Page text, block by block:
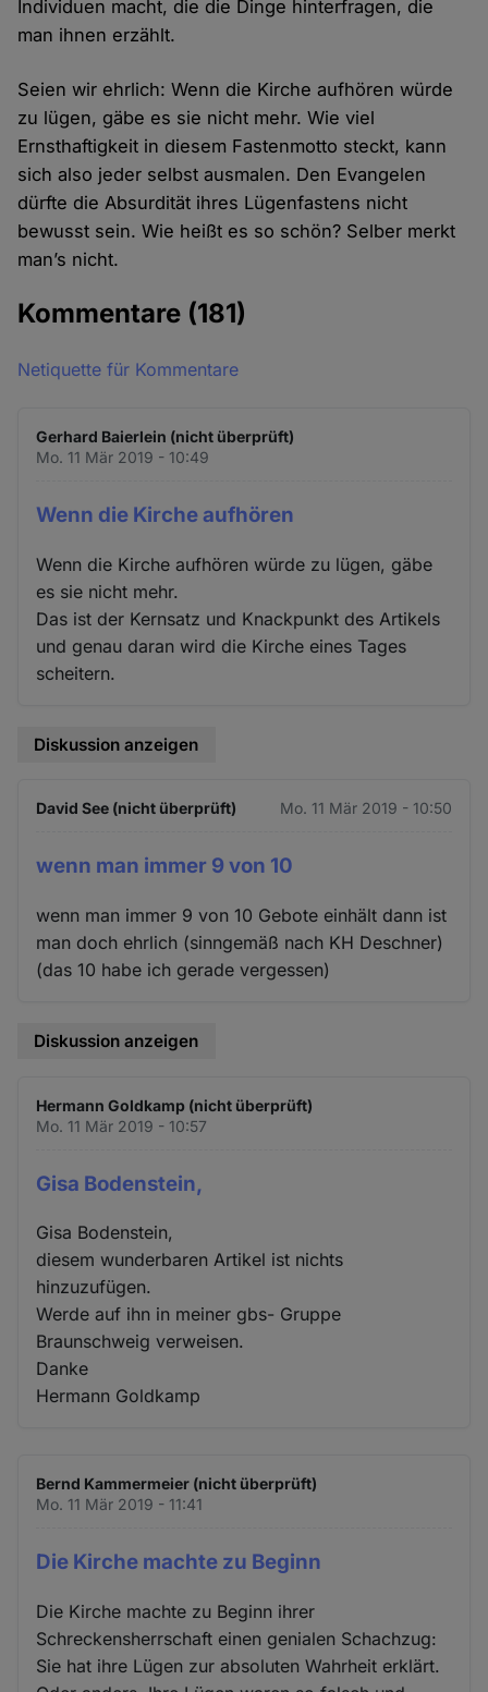
Individuen macht, die die Dinge hinterfragen, die
man ihnen erzählt.
Seien wir ehrlich: Wenn die Kirche aufhören würde
zu lügen, gäbe es sie nicht mehr. Wie viel
Ernsthaftigkeit in diesem Fastenmotto steckt, kann
sich also jeder selbst ausmalen. Den Evangelen
dürfte die Absurdität ihres Lügenfastens nicht
bewusst sein. Wie heißt es so schön? Selber merkt
man’s nicht.
Kommentare (181)
Netiquette für Kommentare
Gerhard Baierlein (nicht überprüft)
Mo. 11 Mär 2019 - 10:49
Wenn die Kirche aufhören
Wenn die Kirche aufhören würde zu lügen, gäbe
es sie nicht mehr.
Das ist der Kernsatz und Knackpunkt des Artikels
und genau daran wird die Kirche eines Tages
scheitern.
Diskussion anzeigen
David See (nicht überprüft) Mo. 11 Mär 2019 - 10:50
wenn man immer 9 von 10
wenn man immer 9 von 10 Gebote einhält dann ist
man doch ehrlich (sinngemäß nach KH Deschner)
(das 10 habe ich gerade vergessen)
Diskussion anzeigen
Hermann Goldkamp (nicht überprüft)
Mo. 11 Mär 2019 - 10:57
Gisa Bodenstein,
Gisa Bodenstein,
diesem wunderbaren Artikel ist nichts
hinzuzufügen.
Werde auf ihn in meiner gbs- Gruppe
Braunschweig verweisen.
Danke
Hermann Goldkamp
Bernd Kammermeier (nicht überprüft)
Mo. 11 Mär 2019 - 11:41
Die Kirche machte zu Beginn
Die Kirche machte zu Beginn ihrer
Schreckensherrschaft einen genialen Schachzug:
Sie hat ihre Lügen zur absoluten Wahrheit erklärt.